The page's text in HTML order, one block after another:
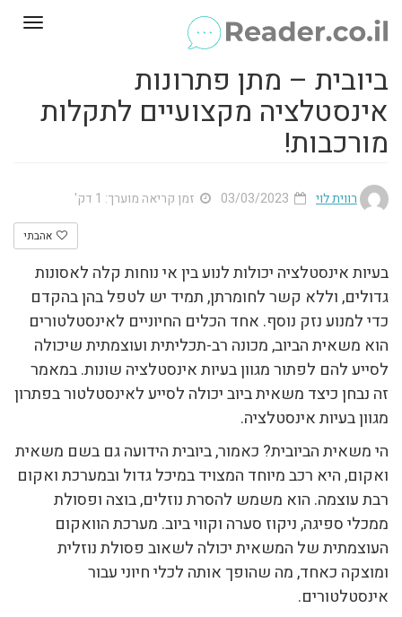
ביובית – מתן פתרונות
אינסטלציה מקצועיים לתקלות
מורכבות!
רווית לוי זמן קריאה מוערך: 1 דק'
אהבתי
בעיות אינסטלציה יכולות לנוע בין אי נוחות קלה לאסונות
גדולים, וללא קשר לחומרתן, תמיד יש לטפל בהן בהקדם
כדי למנוע נזק נוסף. אחד הכלים החיוניים לאינסטלטורים
הוא משאית הביוב, מכונה רב-תכליתית ועוצמתית שיכולה
לסייע להם לפתור מגוון בעיות אינסטלציה שונות. במאמר
זה נבחן כיצד משאית ביוב יכולה לסייע לאינסטלטור בפתרון
מגוון בעיות אינסטלציה.
הי משאית הביובית? כאמור, ביובית הידועה גם בשם משאית
ואקום, היא רכב מיוחד המצויד במיכל גדול ובמערכת ואקום
רבת עוצמה. הוא משמש להסרת נוזלים, בוצה ופסולת
ממכלי ספיגה, ניקוז סערה וקווי ביוב. מערכת הוואקום
העוצמתית של המשאית יכולה לשאוב פסולת נוזלית
ומוצקה כאחד, מה שהופך אותה לכלי חיוני עבור
אינסטלטורים.